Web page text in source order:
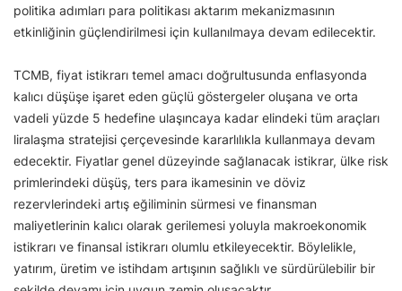
politika adımları para politikası aktarım mekanizmasının
etkinliğinin güçlendirilmesi için kullanılmaya devam edilecektir.
TCMB, fiyat istikrarı temel amacı doğrultusunda enflasyonda
kalıcı düşüşe işaret eden güçlü göstergeler oluşana ve orta
vadeli yüzde 5 hedefine ulaşıncaya kadar elindeki tüm araçları
liralaşma stratejisi çerçevesinde kararlılıkla kullanmaya devam
edecektir. Fiyatlar genel düzeyinde sağlanacak istikrar, ülke risk
primlerindeki düşüş, ters para ikamesinin ve döviz
rezervlerindeki artış eğiliminin sürmesi ve finansman
maliyetlerinin kalıcı olarak gerilemesi yoluyla makroekonomik
istikrarı ve finansal istikrarı olumlu etkileyecektir. Böylelikle,
yatırım, üretim ve istihdam artışının sağlıklı ve sürdürülebilir bir